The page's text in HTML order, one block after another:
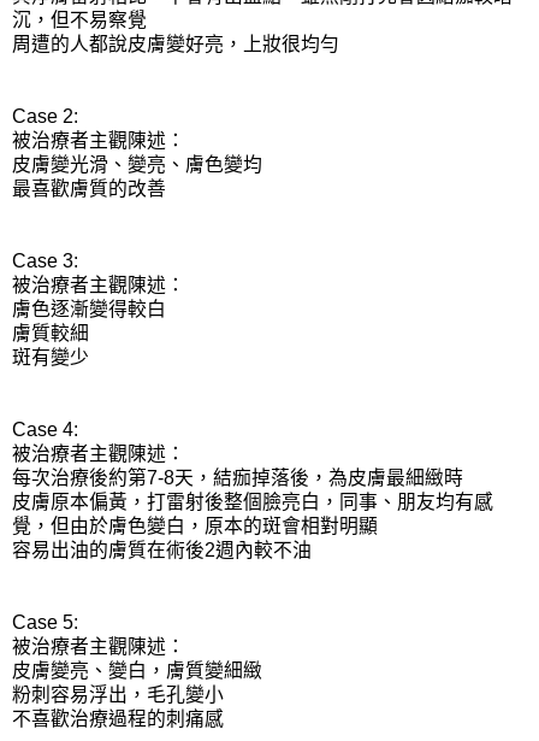
沉，但不易察覺
周遭的人都說皮膚變好亮，上妝很均勻
Case 2:
被治療者主觀陳述：
皮膚變光滑、變亮、膚色變均
最喜歡膚質的改善
Case 3:
被治療者主觀陳述：
膚色逐漸變得較白
膚質較細
斑有變少
Case 4:
被治療者主觀陳述：
每次治療後約第7-8天，結痂掉落後，為皮膚最細緻時
皮膚原本偏黃，打雷射後整個臉亮白，同事、朋友均有感
覺，但由於膚色變白，原本的斑會相對明顯
容易出油的膚質在術後2週內較不油
Case 5:
被治療者主觀陳述：
皮膚變亮、變白，膚質變細緻
粉刺容易浮出，毛孔變小
不喜歡治療過程的刺痛感